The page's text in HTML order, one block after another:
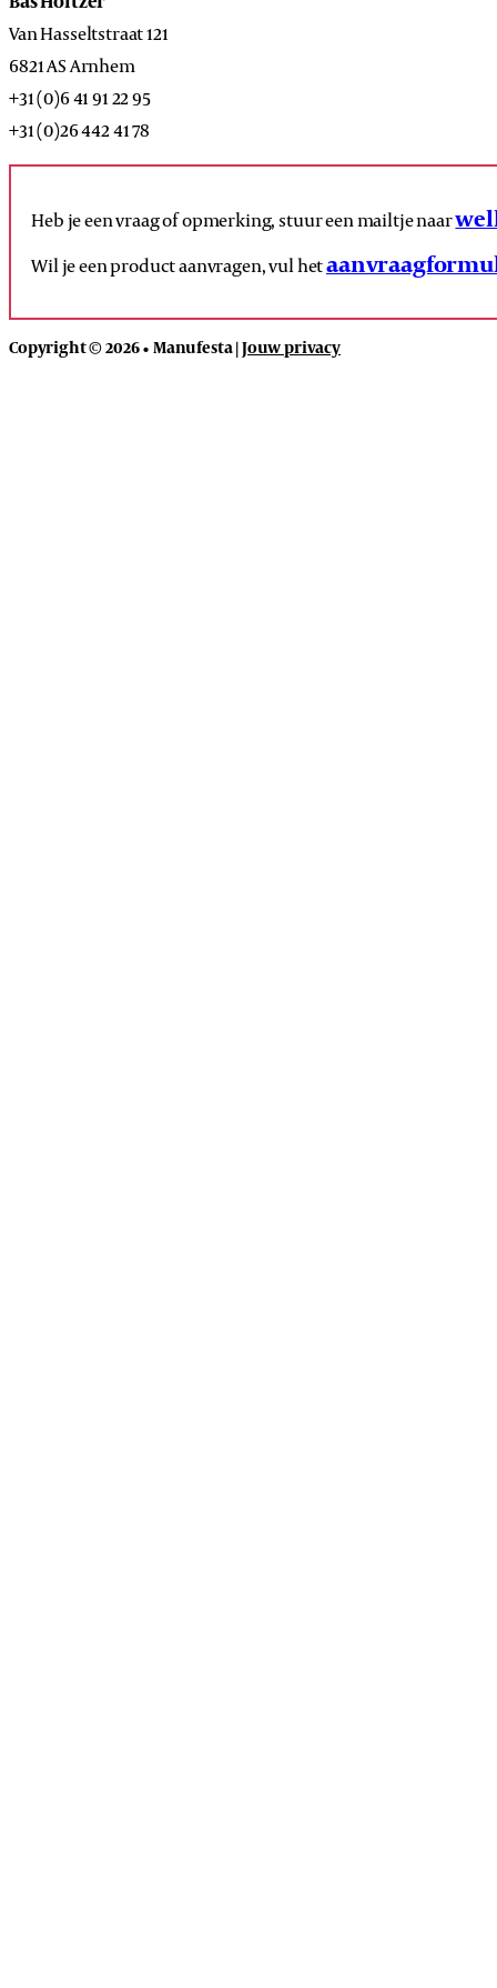
Van Hasseltstraat 121
6821 AS Arnhem
+31 (0)6 41 91 22 95
+31 (0)26 442 41 78
Heb je een vraag of opmerking, stuur een mailtje naar
Wil je een product aanvragen, vul het
Copyright © 2026 • Manufesta |Jouw privacy